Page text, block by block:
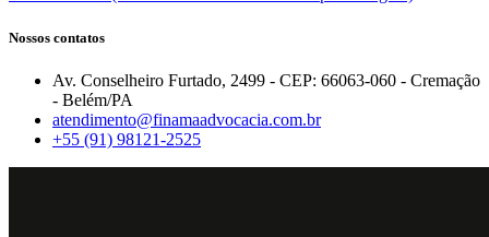
Nossos contatos
Av. Conselheiro Furtado, 2499 - CEP: 66063-060 - Cremação
- Belém/PA
atendimento@finamaadvocacia.com.br
+55 (91) 98121-2525